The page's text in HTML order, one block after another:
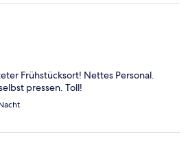
Frühstücksort! Nettes Personal.
pressen. Toll!